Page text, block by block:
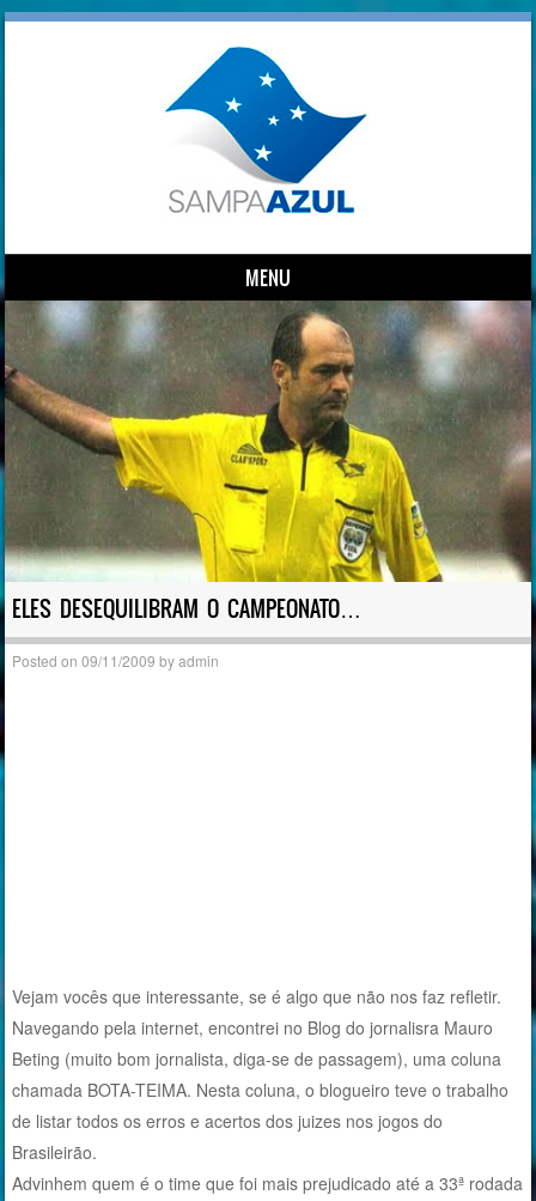
MENU
Skip to content
ELES DESEQUILIBRAM O CAMPEONATO…
Posted on09/11/2009 byadmin
Vejam vocês que interessante, se é algo que não nos faz refletir.
Navegando pela internet, encontrei no Blog do jornalisra Mauro
Beting (muito bom jornalista, diga-se de passagem), uma coluna
chamada BOTA-TEIMA. Nesta coluna, o blogueiro teve o trabalho
de listar todos os erros e acertos dos juizes nos jogos do
Brasileirão.
Advinhem quem é o time que foi mais prejudicado até a 33ª rodada